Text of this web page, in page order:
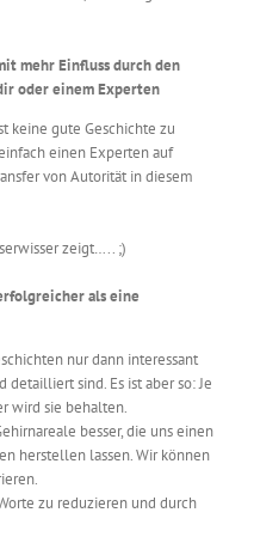
mehr Einfluss durch den
oder einem Experten
keine gute Geschichte zu
einen Experten auf
von Autorität in diesem
zeigt….. ;)
als eine
nur dann interessant
sind. Es ist aber so: Je
wird sie behalten.
besser, die uns einen
herstellen lassen. Wir können
zu reduzieren und durch